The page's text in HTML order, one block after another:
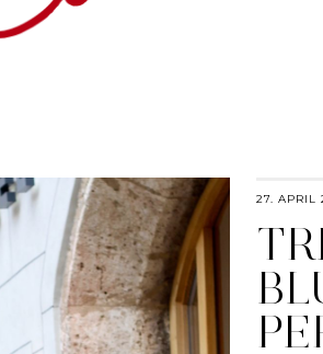
27. APRIL